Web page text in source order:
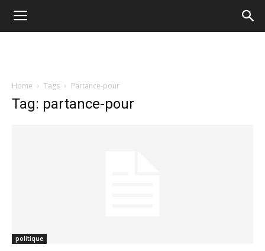
Home Tags Partance-pour
Tag: partance-pour
politique